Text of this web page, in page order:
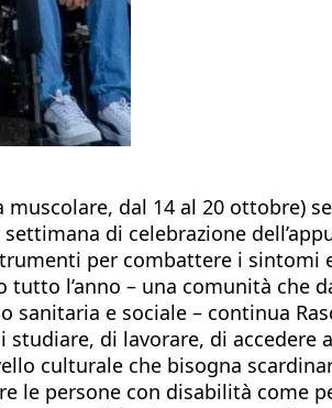
dal 14 al 20 ottobre)
di celebrazione
per combattere i sintomi
l’anno – una comunità che
e sociale – continua
di lavorare, di accedere
culturale che bisogna
le persone con disabilità come